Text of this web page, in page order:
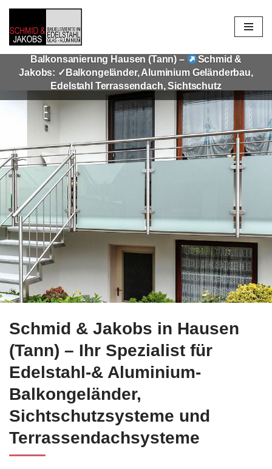
Zum
Inhalt
springenBalkonsanierung Hausen (Tann) –
Schmid &
Jakobs: ✓Balkongeländer, Aluminium Geländerbau,
Edelstahl Terrassendach, Sichtschutz
Schmid & Jakobs in Hausen
(Tann) – Ihr Spezialist für
Edelstahl-& Aluminium-
Balkongeländer,
Sichtschutzsysteme und
Terrassendachsysteme